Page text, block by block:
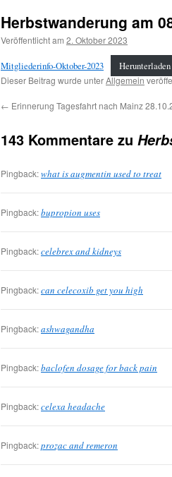
Herbstwanderung am
Veröffentlicht am 2. Oktober 2023
Mitgliederinfo-Oktober-2023 Herunterladen
Dieser Beitrag wurde unterAllgemein
← Erinnerung Tagesfahrt nach Mainz
143 Kommentare zu
Pingback:what is augmentin used to treat
Pingback:bupropion uses
Pingback:celebrex and kidneys
Pingback:can celecoxib get you high
Pingback:ashwagandha
Pingback:baclofen dosage for back pain
Pingback:celexa headache
Pingback:prozac and remeron